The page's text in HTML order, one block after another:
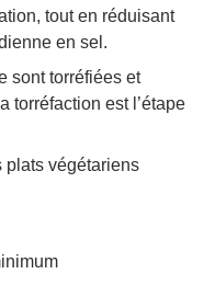
tout en réduisant
en sel.
sont torréfiées et
torréfaction est l’étape
plats végétariens